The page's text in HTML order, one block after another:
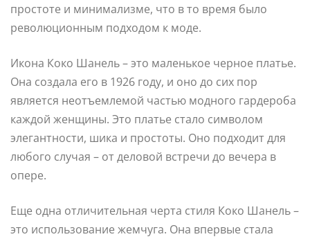
простоте и минимализме, что в то время было
революционным подходом к моде.
Икона Коко Шанель – это маленькое черное платье.
Она создала его в 1926 году, и оно до сих пор
является неотъемлемой частью модного гардероба
каждой женщины. Это платье стало символом
элегантности, шика и простоты. Оно подходит для
любого случая – от деловой встречи до вечера в
опере.
Еще одна отличительная черта стиля Коко Шанель –
это использование жемчуга. Она впервые стала